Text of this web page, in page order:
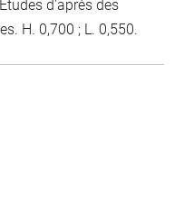
d'après des
H. 0,700 ; L. 0,550.